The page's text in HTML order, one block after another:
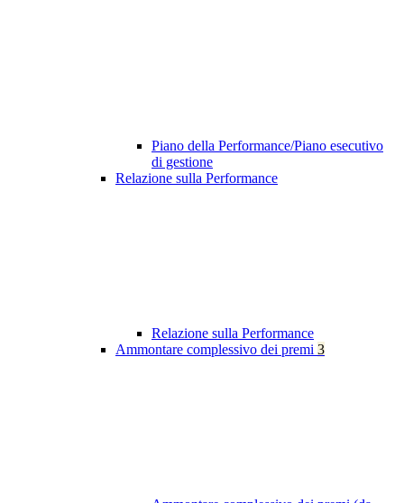
Piano della Performance/Piano esecutivo
di gestione
Relazione sulla Performance
Relazione sulla Performance
Ammontare complessivo dei premi 3